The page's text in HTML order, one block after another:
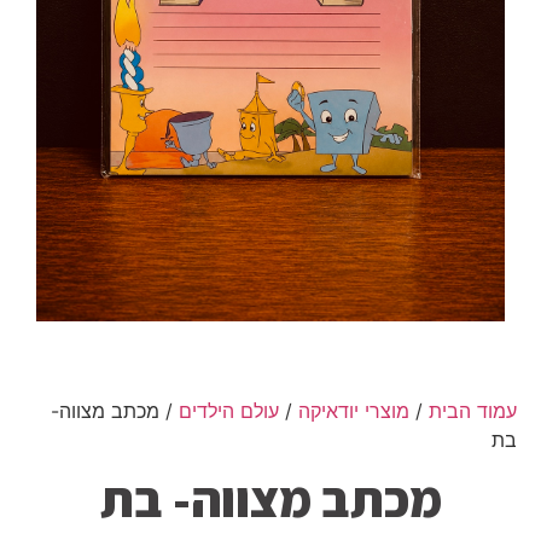
עמוד הבית / מוצרי יודאיקה / עולם הילדים / מכתב מצווה-
בת
מכתב מצווה- בת